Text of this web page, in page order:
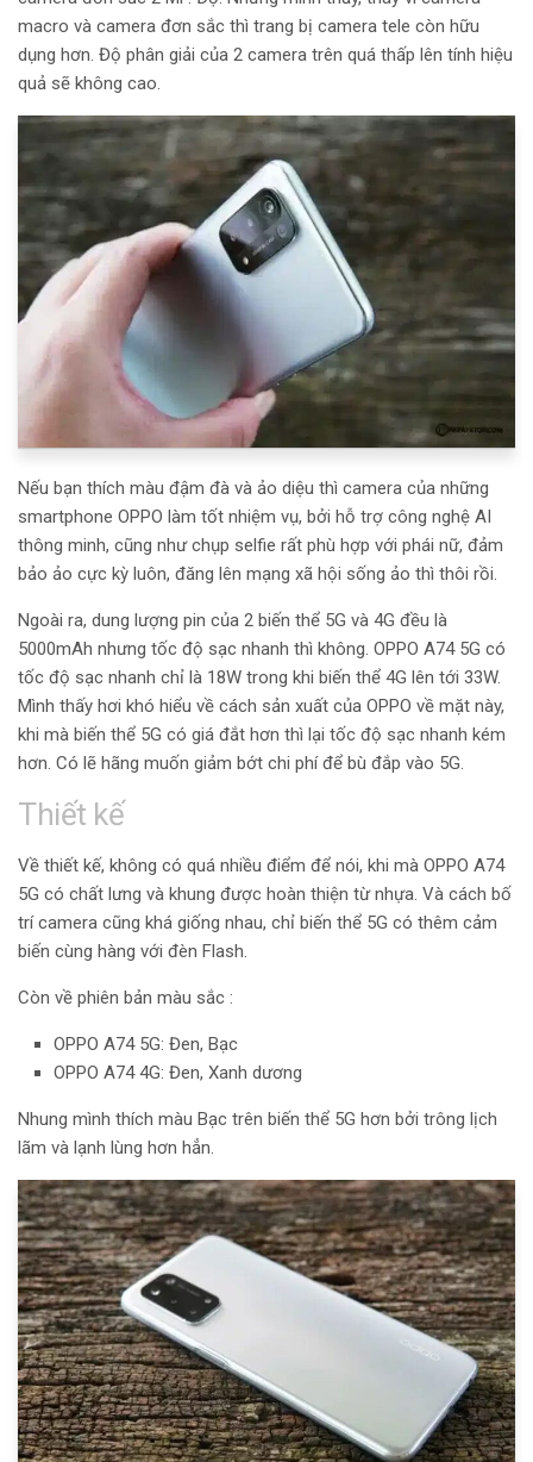
macro và camera đơn sắc thì trang bị camera tele còn hữu
dụng hơn. Độ phân giải của 2 camera trên quá thấp lên tính hiệu
quả sẽ không cao.
Nếu bạn thích màu đậm đà và ảo diệu thì camera của những
smartphone OPPO làm tốt nhiệm vụ, bởi hỗ trợ công nghệ AI
thông minh, cũng như chụp selfie rất phù hợp với phái nữ, đảm
bảo ảo cực kỳ luôn, đăng lên mạng xã hội sống ảo thì thôi rồi.
Ngoài ra, dung lượng pin của 2 biến thể 5G và 4G đều là
5000mAh nhưng tốc độ sạc nhanh thì không. OPPO A74 5G có
tốc độ sạc nhanh chỉ là 18W trong khi biến thể 4G lên tới 33W.
Mình thấy hơi khó hiểu về cách sản xuất của OPPO về mặt này,
khi mà biến thể 5G có giá đắt hơn thì lại tốc độ sạc nhanh kém
hơn. Có lẽ hãng muốn giảm bớt chi phí để bù đắp vào 5G.
Thiết kế
Về thiết kế, không có quá nhiều điểm để nói, khi mà OPPO A74
5G có chất lưng và khung được hoàn thiện từ nhựa. Và cách bố
trí camera cũng khá giống nhau, chỉ biến thể 5G có thêm cảm
biến cùng hàng với đèn Flash.
Còn về phiên bản màu sắc :
OPPO A74 5G: Đen, Bạc
OPPO A74 4G: Đen, Xanh dương
Nhung mình thích màu Bạc trên biến thể 5G hơn bởi trông lịch
lãm và lạnh lùng hơn hẳn.